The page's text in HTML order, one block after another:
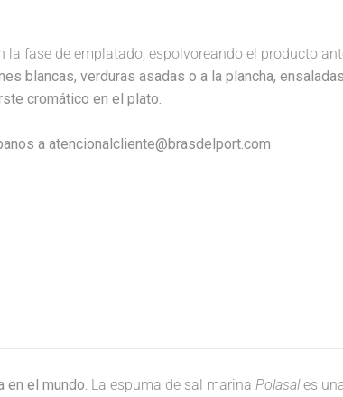
la fase de emplatado, espolvoreando el producto
blancas, verduras asadas o a la plancha,
cromático en el plato.
a atencionalcliente@brasdelport.com
en el mundo. La espuma de sal marinaPolasales